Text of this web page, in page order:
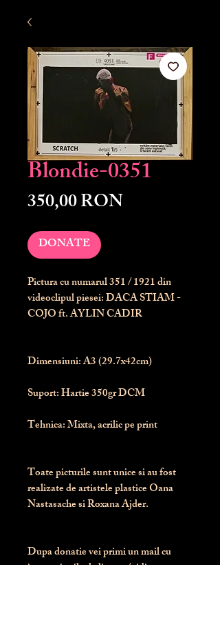
Blondie-0351
350,00 RONPreț
DONATE
Pictura cu numarul351/ 1921 din
videoclipul piesei: DACA STIAM -
COJO ft. AYLIN CADIR
Dimensiuni: A3 (29.7x42cm)
Suport: Hartie 350gr DCM
Tehnica: Mixta, acrilic pe print
Toate picturile sunt unice si au fost
realizate de artistele plastice Oana
Nastasache si Roxana Ajder.
Dupa donatie vei primi un mail cu
instructiunile de livrare / ridicare.